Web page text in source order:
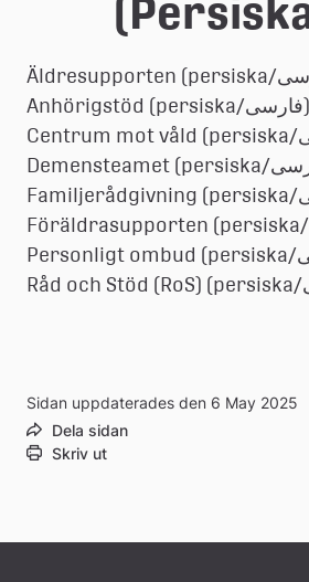
å
k
o
m
m
u
Anhörigstöd (persiska/فارسی)
Sidan uppdaterades den 6 May 2025
Dela sidan
Skriv ut